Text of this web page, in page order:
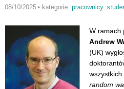
08/10/2025 • kategorie: pracownicy,
W ramach
Andrew
(UK)
wszystkich
random